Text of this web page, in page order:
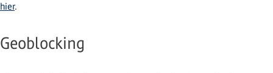
hier.
Geoblocking